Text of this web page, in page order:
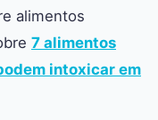
alimentos
7 alimentos
intoxicar em